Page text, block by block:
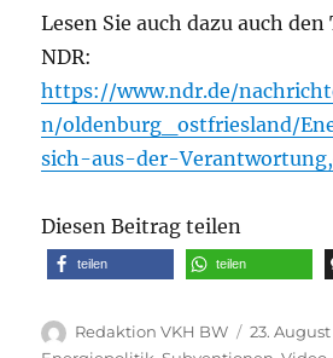
Lesen Sie auch dazu auch
NDR:
https://www.ndr.de/
n/oldenburg_ostfriesland/
sich-aus-der-
Diesen Beitrag teilen
teilen teilen
Autor
Redaktion VKH BW 23. August